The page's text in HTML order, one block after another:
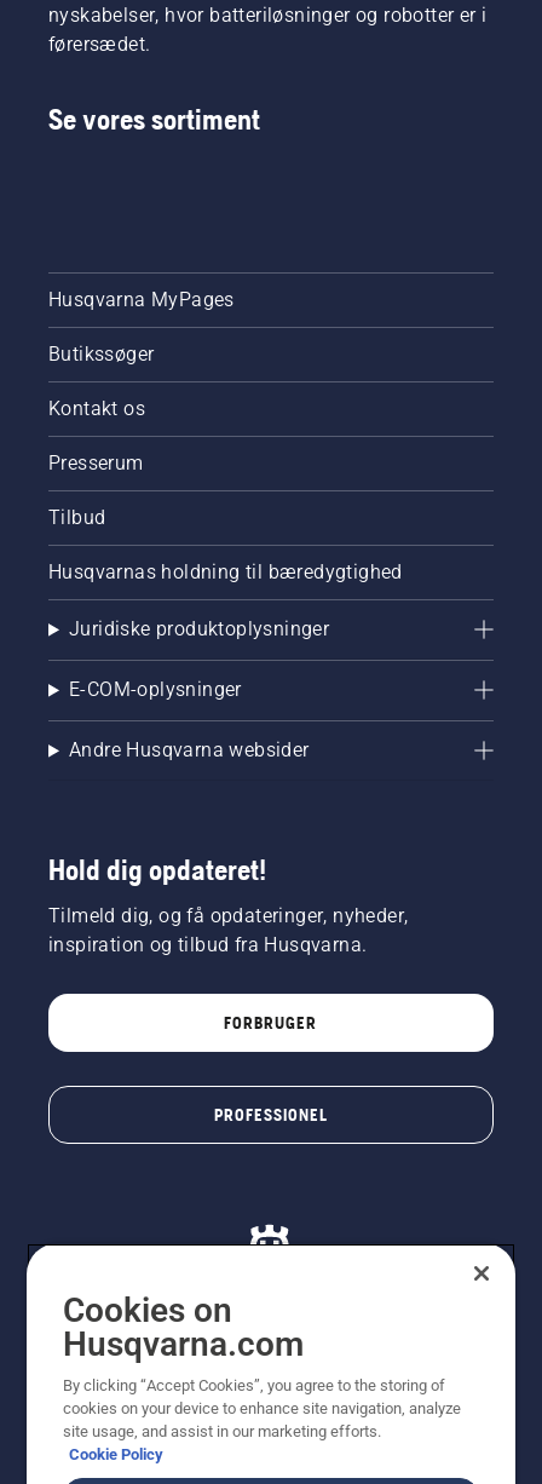
nyskabelser, hvor batteriløsninger og robotter er i
førersædet.
Se vores sortiment
Husqvarna MyPages
Butikssøger
Kontakt os
Presserum
Tilbud
Husqvarnas holdning til bæredygtighed
Juridiske produktoplysninger
E-COM-oplysninger
Andre Husqvarna websider
Hold dig opdateret!
Tilmeld dig, og få opdateringer, nyheder,
inspiration og tilbud fra Husqvarna.
FORBRUGER
PROFESSIONEL
viste priser er vejledende udsalgspriser. Der tages
forbehold for stave- og trykfejl samt prisændringer. Vi
stræber efter at have så nøjagtige oplysningerne på
dette websted som muligt. Alle anførte priser er
Cookies on
Husqvarna.com
By clicking “Accept Cookies”, you agree to the storing of
cookies on your device to enhance site navigation, analyze
site usage, and assist in our marketing efforts.
Cookie Policy